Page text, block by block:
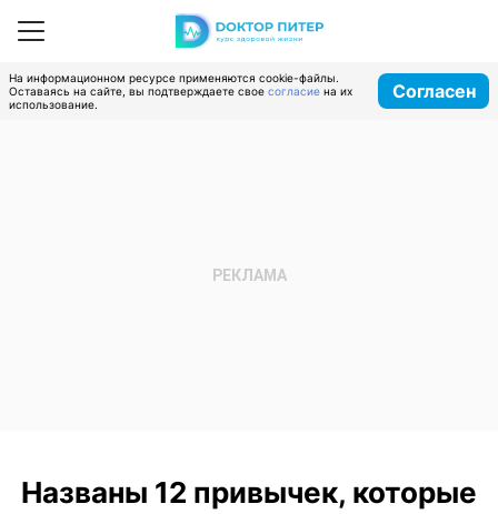
На информационном ресурсе применяются cookie-файлы.
Оставаясь на сайте, вы подтверждаете свое согласие на их
использование.
Согласен
Названы 12 привычек, которые